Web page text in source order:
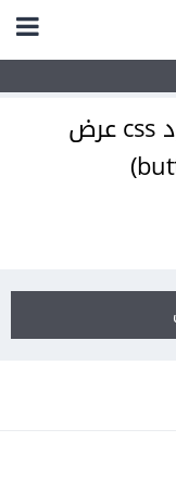
اطلب كود html و كود css عرض